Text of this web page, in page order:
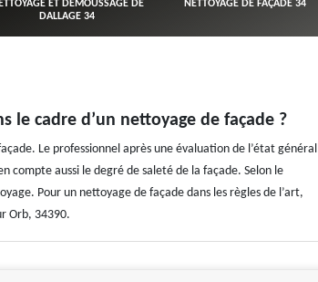
ET DÉMOUSSAGE DE
DALLAGE 34
NETTOYAGE DE FAÇADE 34
cadre d’un nettoyage de façade ?
Le professionnel après une évaluation de l’état général
compte aussi le degré de saleté de la façade. Selon le
Pour un nettoyage de façade dans les règles de l’art,
Orb, 34390.